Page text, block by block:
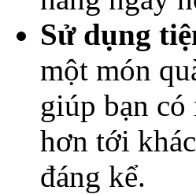
Sử dụng
một món
giúp bạn
hơn tới
đáng kể.